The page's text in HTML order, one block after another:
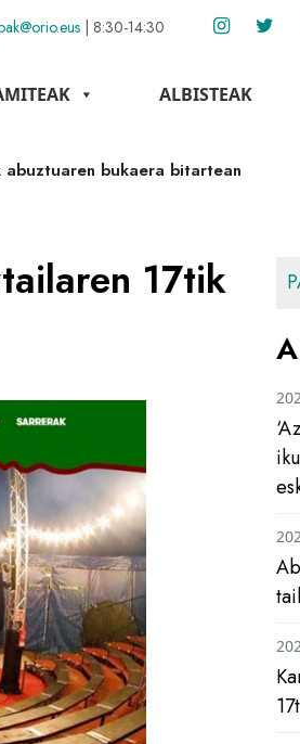
| 8:30-14:30
ALBISTEAK
bukaera bitartean
17tik